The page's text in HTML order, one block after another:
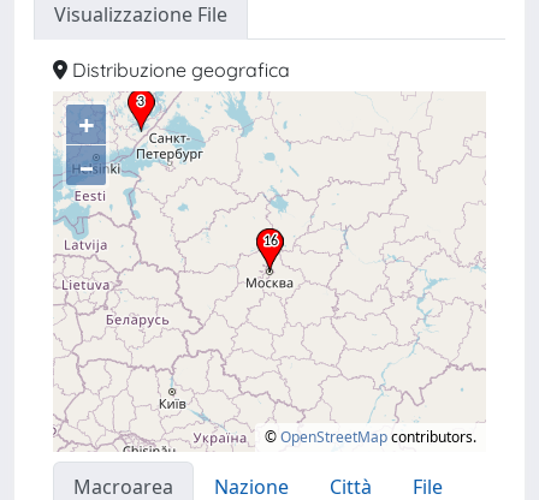
Visualizzazione File
Distribuzione geografica
+
–
©OpenStreetMapcontributors.
Macroarea Nazione Città
File